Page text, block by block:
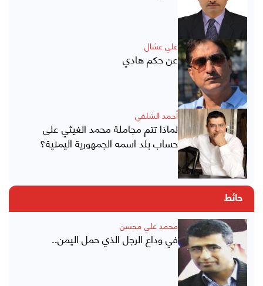
علي عشال
عن حكم هادي
أحمد الشلفي
لماذا تتم مجاملة محمد الغيثي على
حساب بلد اسمه الجمهورية اليمنية؟
حائط
محمد علي محسن
في وداع الرجل الذي حمل اليمن..